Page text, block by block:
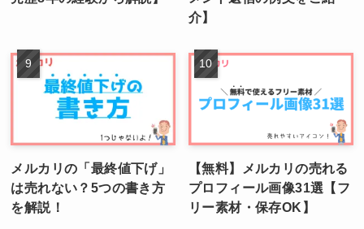
介】
メルカリの「最終値下げ」
は売れない？5つの書き方
を解説！
【無料】メルカリの売れる
プロフィール画像31選【フ
リー素材・保存OK】